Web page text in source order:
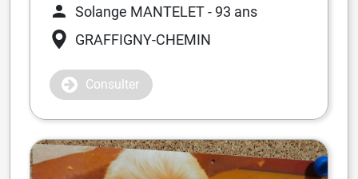
Solange MANTELET- 93 ans
GRAFFIGNY-CHEMIN
Consulter